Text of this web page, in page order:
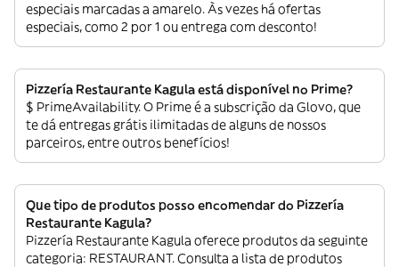
especiais marcadas a amarelo. Às vezes há ofertas
especiais, como 2 por 1 ou entrega com desconto!
Pizzería Restaurante Kagula está disponível no Prime?
$ PrimeAvailability. O Prime é a subscrição da Glovo, que
te dá entregas grátis ilimitadas de alguns de nossos
parceiros, entre outros benefícios!
Que tipo de produtos posso encomendar do Pizzería
Restaurante Kagula?
Pizzería Restaurante Kagula oferece produtos da seguinte
categoria: RESTAURANT. Consulta a lista de produtos